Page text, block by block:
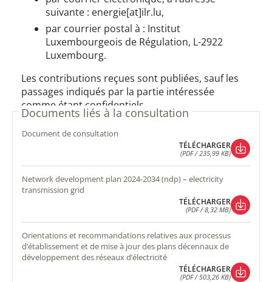
suivante : energie[at]ilr.lu,
par courrier postal à : Institut
Luxembourgeois de Régulation, L-2922
Luxembourg.
Les contributions reçues sont publiées, sauf les
passages indiqués par la partie intéressée
comme étant confidentiels.
Documents liés à la consultation
document de consultation
TÉLÉCHARGER
(PDF / 235,99 KB)
TÉLÉCHARGER
network development plan 2024-2034 (ndp) – electricity
transmission grid
TÉLÉCHARGER
(PDF / 8,32 MB)
TÉLÉCHARGER
orientations et recommandations relatives aux processus
d’établissement et de mise à jour des plans décennaux de
développement des réseaux d’électricité
TÉLÉCHARGER
(PDF / 503,26 KB)